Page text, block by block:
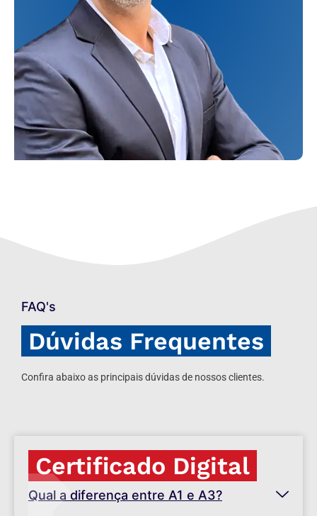
FAQ's
Dúvidas Frequentes
Confira abaixo as principais dúvidas de nossos clientes.
Certificado Digital
Qual a diferença entre A1 e A3?